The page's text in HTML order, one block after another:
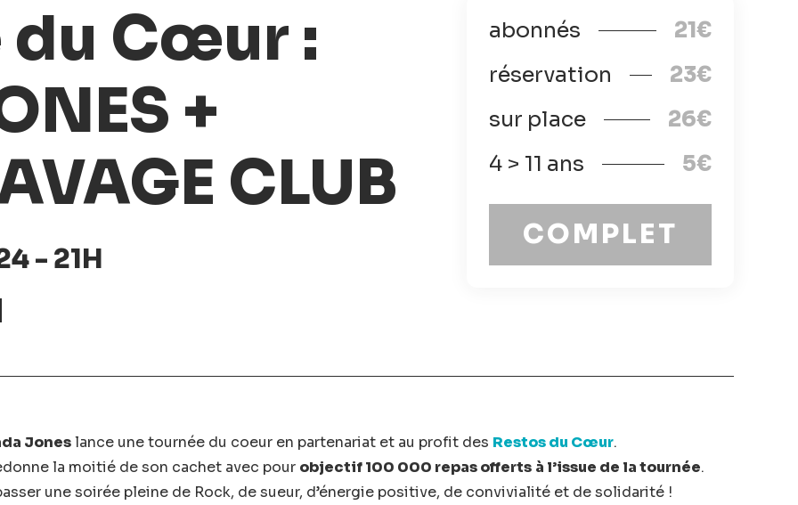
du Cœur :
+
CLUB
- 21H
abonnés
21€
réservation
23€
sur place
26€
4 > 11 ans
5€
COMPLET
Joneslance une tournée du coeur en partenariat et au profit des Restos du Cœur.
la moitié de son cachet avec pour objectif 100 000 repas offerts à l’issue de la tournée.
une soirée pleine de Rock, de sueur, d’énergie positive, de convivialité et de solidarité !